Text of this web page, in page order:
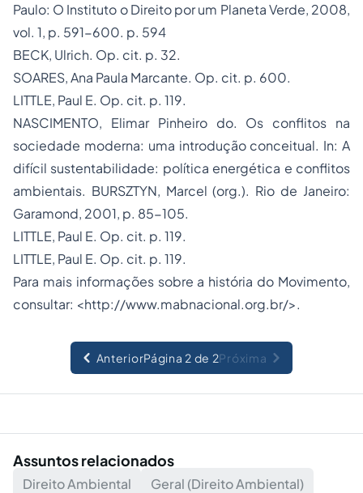
Paulo: O Instituto o Direito por um Planeta Verde, 2008,
vol. 1, p. 591-600. p. 594
BECK, Ulrich. Op. cit. p. 32.
SOARES, Ana Paula Marcante. Op. cit. p. 600.
LITTLE, Paul E. Op. cit. p. 119.
NASCIMENTO, Elimar Pinheiro do. Os conflitos na
sociedade moderna: uma introdução conceitual. In: A
difícil sustentabilidade: política energética e conflitos
ambientais. BURSZTYN, Marcel (org.). Rio de Janeiro:
Garamond, 2001, p. 85-105.
LITTLE, Paul E. Op. cit. p. 119.
LITTLE, Paul E. Op. cit. p. 119.
Para mais informações sobre a história do Movimento,
consultar: <http://www.mabnacional.org.br/>.
AnteriorPágina 2 de 2Próxima
Assuntos relacionados
Direito Ambiental Geral (Direito Ambiental)